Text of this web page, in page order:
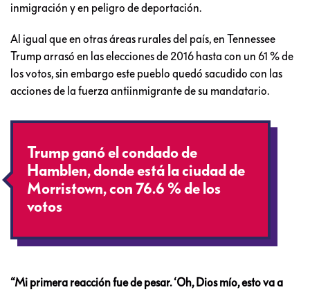
inmigración y en peligro de deportación.
Al igual que en otras áreas rurales del país, en Tennessee
Trump arrasó en las elecciones de 2016 hasta con un 61 % de
los votos, sin embargo este pueblo quedó sacudido con las
acciones de la fuerza antiinmigrante de su mandatario.
Trump ganó el condado de
Hamblen, donde está la ciudad de
Morristown, con 76.6 % de los
votos
“Mi primera reacción fue de pesar. ‘Oh, Dios mío, esto va a